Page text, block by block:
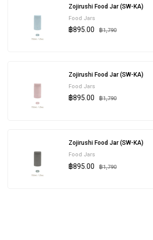
Zojirushi Food Jar (SW-KA)
Food Jars
฿895.00 ฿1,790
Zojirushi Food Jar (SW-KA)
Food Jars
฿895.00 ฿1,790
Zojirushi Food Jar (SW-KA)
Food Jars
฿895.00 ฿1,790